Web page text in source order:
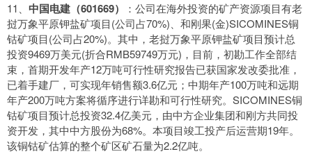
11、 中国电建（601669）
：公司在海外投资的矿产资源项目有老
挝万象平原钾盐矿项目(公司占70%)、和刚果(金)SICOMINES铜
钴矿项目(公司占20%)。其中，老挝万象平原钾盐矿项目预计总
投资9469万美元(折合RMB59749万元)，目前，初勘工作全部结
束，首期开发年产12万吨可行性研究报告已获国家发改委批准，
已着手建厂，可实现年销售额3.6亿元；中期年产100万吨和远期
年产200万吨方案将循序进行详勘和可行性研究。SICOMINES铜
钴矿项目预计总投资32.4亿美元，由中方企业集团和刚方共同投
资开发，其中中方股份为68%。本项目竣工投产后运营期19年。
该铜钴矿估算的整个矿区矿石量为2.2亿吨。